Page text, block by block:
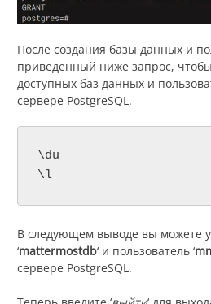
После создания базы данных и
приведенный ниже запрос,
доступных баз данных и
сервере PostgreSQL.
\du
\l
В следующем выводе вы можете
‘mattermostdb‘ и пользователь ‘
сервере PostgreSQL.